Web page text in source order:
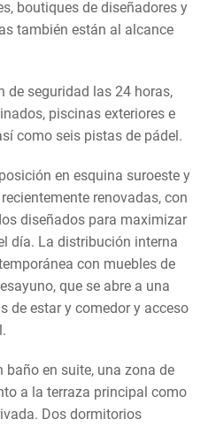
boutiques de diseñadores y
también están al alcance
de seguridad las 24 horas,
piscinas exteriores e
como seis pistas de pádel.
en esquina suroeste y
renovadas, con
diseñados para maximizar
día. La distribución interna
con muebles de
que se abre a una
de estar y comedor y acceso
en suite, una zona de
a la terraza principal como
Dos dormitorios